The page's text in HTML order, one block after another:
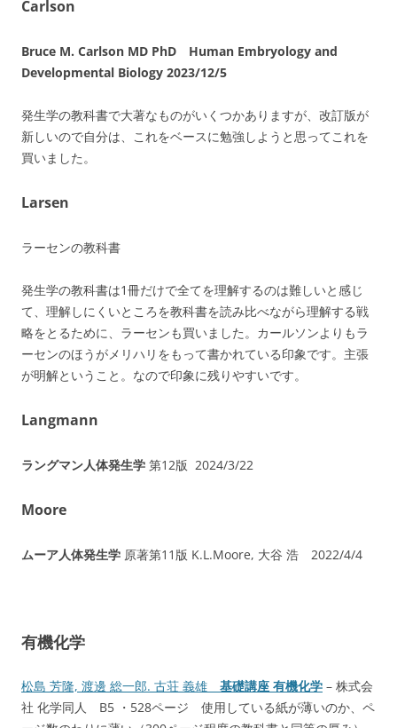
Carlson
Bruce M. Carlson MD PhD Human Embryology and
Developmental Biology 2023/12/5
発生学の教科書で大著なものがいくつかありますが、改訂版が
新しいので自分は、これをベースに勉強しようと思ってこれを
買いました。
Larsen
ラーセンの教科書
発生学の教科書は1冊だけで全てを理解するのは難しいと感じ
て、理解しにくいところを教科書を読み比べながら理解する戦
略をとるために、ラーセンも買いました。カールソンよりもラ
ーセンのほうがメリハリをもって書かれている印象です。主張
が明解ということ。なので印象に残りやすいです。
Langmann
ラングマン人体発生学 第12版 2024/3/22
Moore
ムーア人体発生学 原著第11版 K.L.Moore, 大谷 浩 2022/4/4
有機化学
松島 芳隆, 渡邊 総一郎. 古荘 義雄 基礎講座 有機化学 – 株式会
社 化学同人 B5 ・528ページ 使用している紙が薄いのか、ペ